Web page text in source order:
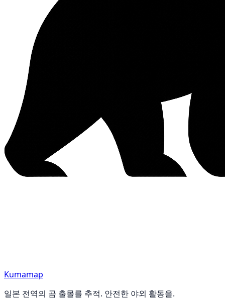
Kumamap
일본 전역의 곰 출몰를 추적. 안전한 야외 활동을.